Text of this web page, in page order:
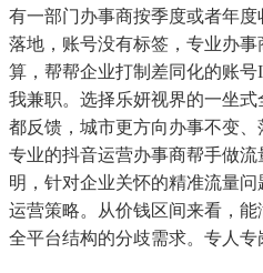
有一部门办事商按季度或者年
落地，账号没有标签，专业办
算，帮帮企业打制差同化的账
我兼职。选择乐妍视界的一坐
都反馈，城市更方向办事不变
专业的抖音运营办事商帮手做
明，针对企业关怀的精准流量
运营策略。从价钱区间来看，
全平台结构的分歧需求。专人专